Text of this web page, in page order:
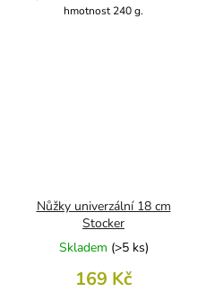
hmotnost 240 g.
Nůžky univerzální 18 cm
Stocker
Skladem (>5 ks)
169 Kč